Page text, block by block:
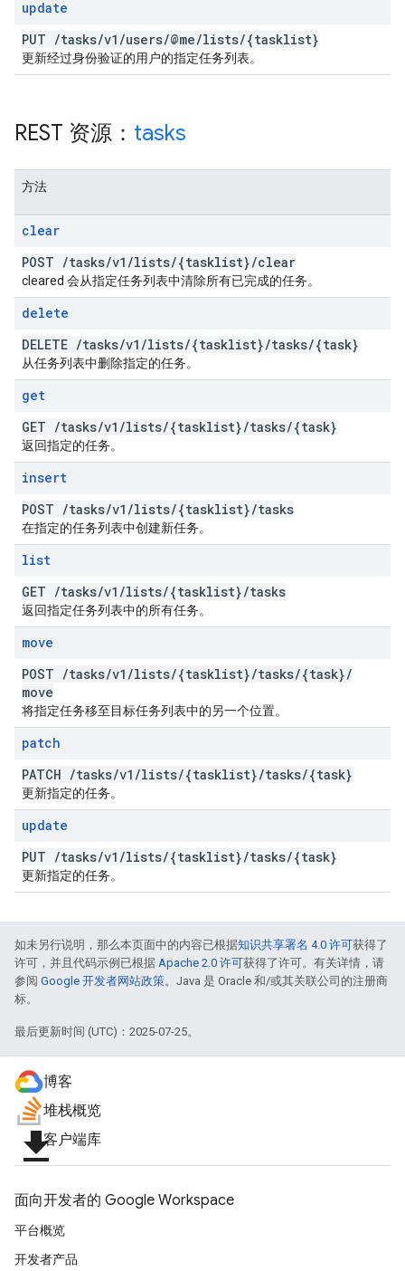
update
PUT /tasks/v1 /users/@me/lists/{tasklist}
更新经过身份验证的用户的指定任务列表。
REST 资源： tasks
方法
clear
POST /tasks/v1 /lists/{tasklist}/clear
cleared 会从指定任务列表中清除所有已完成的任务。
delete
DELETE /tasks/v1 /lists/{tasklist}/tasks/{task}
从任务列表中删除指定的任务。
get
GET /tasks/v1 /lists/{tasklist}/tasks/{task}
返回指定的任务。
insert
POST /tasks/v1 /lists/{tasklist}/tasks
在指定的任务列表中创建新任务。
list
GET /tasks/v1 /lists/{tasklist}/tasks
返回指定任务列表中的所有任务。
move
POST /tasks/v1 /lists/{tasklist}/tasks/{task}/
move
将指定任务移至目标任务列表中的另一个位置。
patch
PATCH /tasks/v1 /lists/{tasklist}/tasks/{task}
更新指定的任务。
update
PUT /tasks/v1 /lists/{tasklist}/tasks/{task}
更新指定的任务。
如未另行说明，那么本页面中的内容已根据知识共享署名 4.0 许可获得了
许可，并且代码示例已根据 Apache 2.0 许可获得了许可。有关详情，请
参阅 Google 开发者网站政策。Java 是 Oracle 和/或其关联公司的注册商
标。
最后更新时间 (UTC)：2025-07-25。
博客
堆栈概览
file_download客户端库
面向开发者的 Google Workspace
平台概览
开发者产品